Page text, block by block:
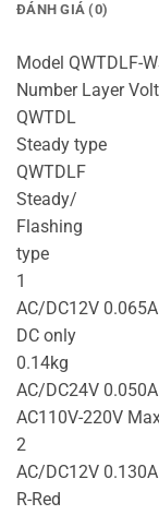
ĐÁNH GIÁ (0)
Model QWTDLF-
Number Layer
QWTDL
Steady type
QWTDLF
Steady/
Flashing
type
1
AC/DC12V 0.065A
DC only
0.14kg
AC/DC24V
AC110V-220V
2
AC/DC12V
R-Red